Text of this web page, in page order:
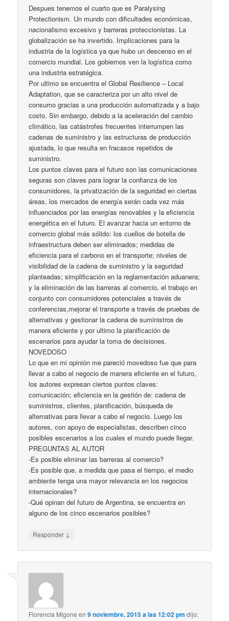
Despues tenemos el cuarto que es Paralysing
Protectionism. Un mundo con dificultades económicas,
nacionalismo excesivo y barreras proteccionistas. La
globalización se ha invertido. Implicaciones para la
industria de la logística ya que hubo un descenso en el
comercio mundial. Los gobiernos ven la logística como
una industria estratégica.
Por ultimo se encuentra el Global Resilience – Local
Adaptation, que se caracteriza por un alto nivel de
consumo gracias a una producción automatizada y a bajo
costo. Sin embargo, debido a la aceleración del cambio
climático, las catástrofes frecuentes interrumpen las
cadenas de suministro y las estructuras de producción
ajustada, lo que resulta en fracasos repetidos de
suministro.
Los puntos claves para el futuro son las comunicaciones
seguras son claves para lograr la confianza de los
consumidores, la privatización de la seguridad en ciertas
áreas, los mercados de energía serán cada vez más
influenciados por las energías renovables y la eficiencia
energética en el futuro. El avanzar hacia un entorno de
comercio global más sólido: los cuellos de botella de
infraestructura deben ser eliminados; medidas de
eficiencia para el carbono en el transporte; niveles de
visibilidad de la cadena de suministro y la seguridad
planteadas; simplificación en la reglamentación aduanera;
y la eliminación de las barreras al comercio, el trabajo en
conjunto con consumidores potenciales a través de
conferencias,mejorar el transporte a través de pruebas de
alternativas y gestionar la cadena de suministros de
manera eficiente y por ultimo la planificación de
escenarios para ayudar la toma de decisiones.
NOVEDOSO
Lo que en mi opinión me pareció movedoso fue que para
llevar a cabo el negocio de manera eficiente en el futuro,
los autores expresan ciertos puntos claves:
comunicación; eficiencia en la gestión de: cadena de
suministros, clientes, planificación, búsqueda de
alternativas para llevar a cabo el negocio. Luego los
autores, con apoyo de especialistas, describen cinco
posibles escenarios a los cuales el mundo puede llegar.
PREGUNTAS AL AUTOR
-Es posible eliminar las barreras al comercio?
-Es posible que, a medida que pasa el tiempo, el medio
ambiente tenga una mayor relevancia en los negocios
internacionales?
-Qué opinan del futuro de Argentina, se encuentra en
alguno de los cinco escenarios posibles?
Responder ↓
Florencia Migone en9 noviembre, 2015 a las 12:02 pm dijo: